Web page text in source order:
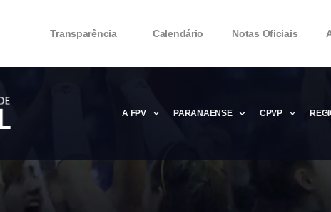
Transparência Calendário Notas Oficiais
A FPV
Microsoft Office 2016 Product
PARANAENSE CPVP